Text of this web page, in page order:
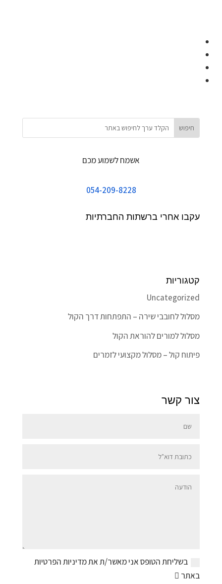
אשמח לשמוע מכם
054-209-8228
עקבו אחרי ברשתות החברתיות
קטגוריות
Uncategorized
מסלול לחובבי שירה – התפתחות דרך הקול
מסלול למורים להוראת הקול
פיתוח קול – מסלול מקצועי לזמרים
צור קשר
בשליחת הטופס אני מאשר/ת את מדיניות הפרטיות
באתר